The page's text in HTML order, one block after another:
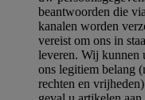
beantwoorden die
kanalen worden
vereist om ons in
leveren. Wij kunnen
ons legitiem belang
rechten en